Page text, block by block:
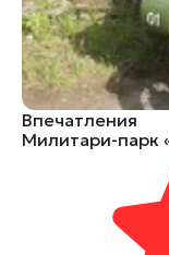
Впечатления
Милитари-парк